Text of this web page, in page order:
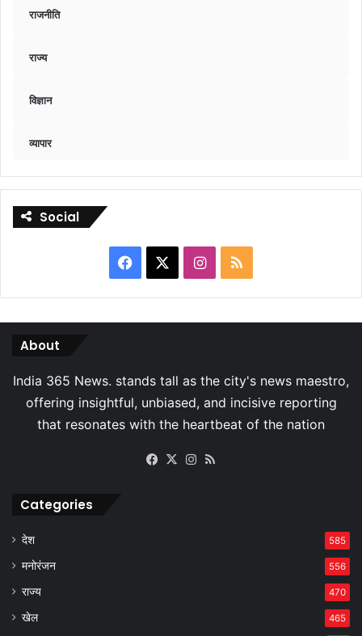
राजनीति
राज्य
विज्ञान
व्यापार
Social
Facebook Instagram
RSS
About
Facebook
X Instagram
Categories
देश 585
मनोरंजन 556
राज्य 470
खेल 465